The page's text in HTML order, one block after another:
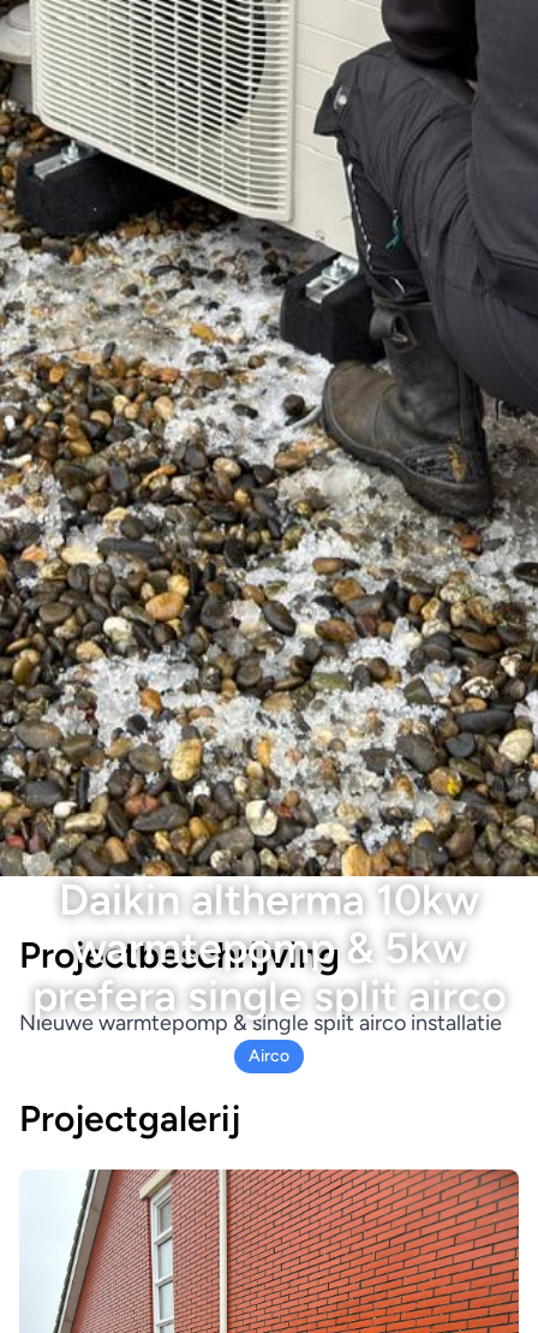
Daikin altherma 10kw
warmtepomp & 5kw
prefera single split airco
Airco
Projectbeschrijving
Nieuwe warmtepomp & single split airco installatie
Projectgalerij